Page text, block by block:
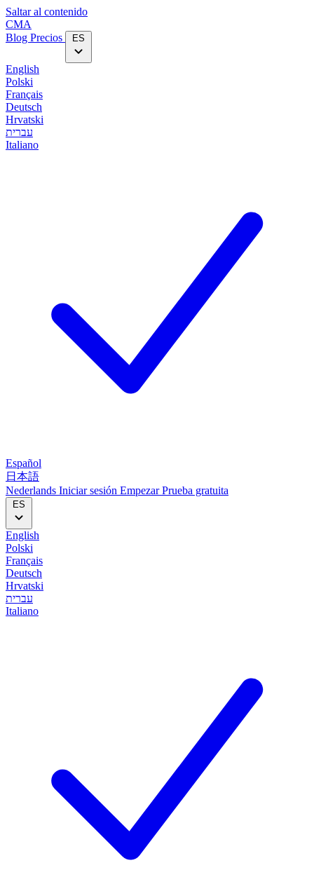
Saltar al contenido
CMA
Blog‎ Precios ES
English
Polski
Français
Deutsch
Hrvatski
עברית
Italiano
Español
日本語
Nederlands Iniciar sesión EmpezarPrueba gratuita
ES
English
Polski
Français
Deutsch
Hrvatski
עברית
Italiano